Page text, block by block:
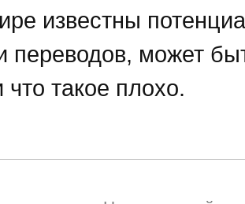
известны
переводов, может
такое плохо.